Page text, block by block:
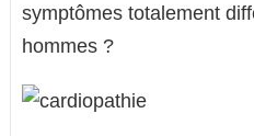
symptômes totalement
hommes ?